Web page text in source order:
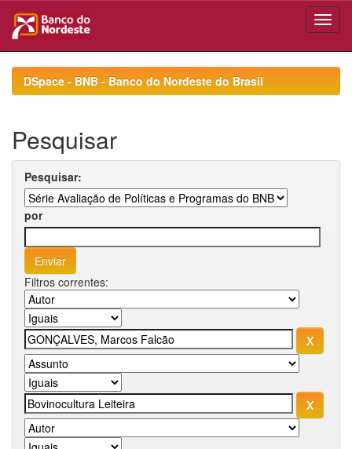
navigationDSpace - BNB - Banco do Nordeste do Brasil
Pesquisar
Pesquisar:
por
Filtros correntes: